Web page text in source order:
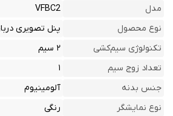
مدل
VFBC2
نوع محصول
پنل تصویری
تکنولوژی سیم‌کشی
۲ سیم
تعداد زوج سیم
۱
جنس بدنه
آلومینیوم
نوع نمایشگر
رنگی